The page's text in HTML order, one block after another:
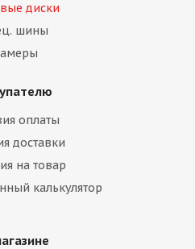
диски
шины
оплаты
доставки
на товар
калькулятор